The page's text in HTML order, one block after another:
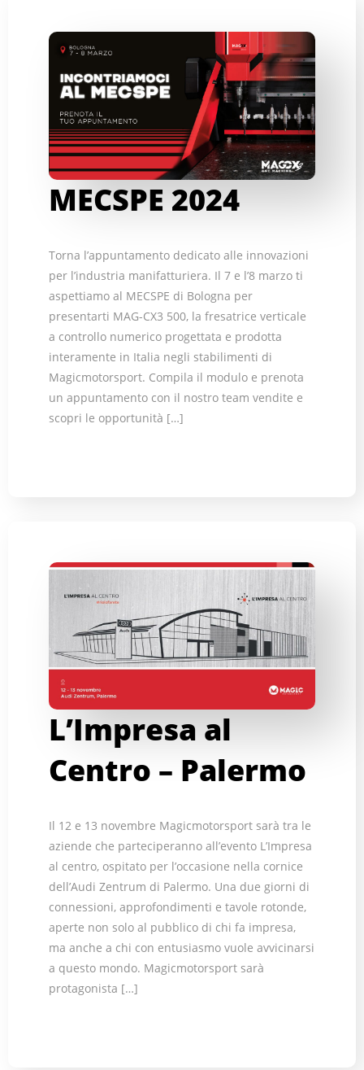
MECSPE 2024
Torna l’appuntamento dedicato alle innovazioni
per l’industria manifatturiera. Il 7 e l’8 marzo ti
aspettiamo al MECSPE di Bologna per
presentarti MAG-CX3 500, la fresatrice verticale
a controllo numerico progettata e prodotta
interamente in Italia negli stabilimenti di
Magicmotorsport. Compila il modulo e prenota
un appuntamento con il nostro team vendite e
scopri le opportunità […]
L’Impresa al
Centro – Palermo
Il 12 e 13 novembre Magicmotorsport sarà tra le
aziende che parteciperanno all’evento L’Impresa
al centro, ospitato per l’occasione nella cornice
dell’Audi Zentrum di Palermo. Una due giorni di
connessioni, approfondimenti e tavole rotonde,
aperte non solo al pubblico di chi fa impresa,
ma anche a chi con entusiasmo vuole avvicinarsi
a questo mondo. Magicmotorsport sarà
protagonista […]